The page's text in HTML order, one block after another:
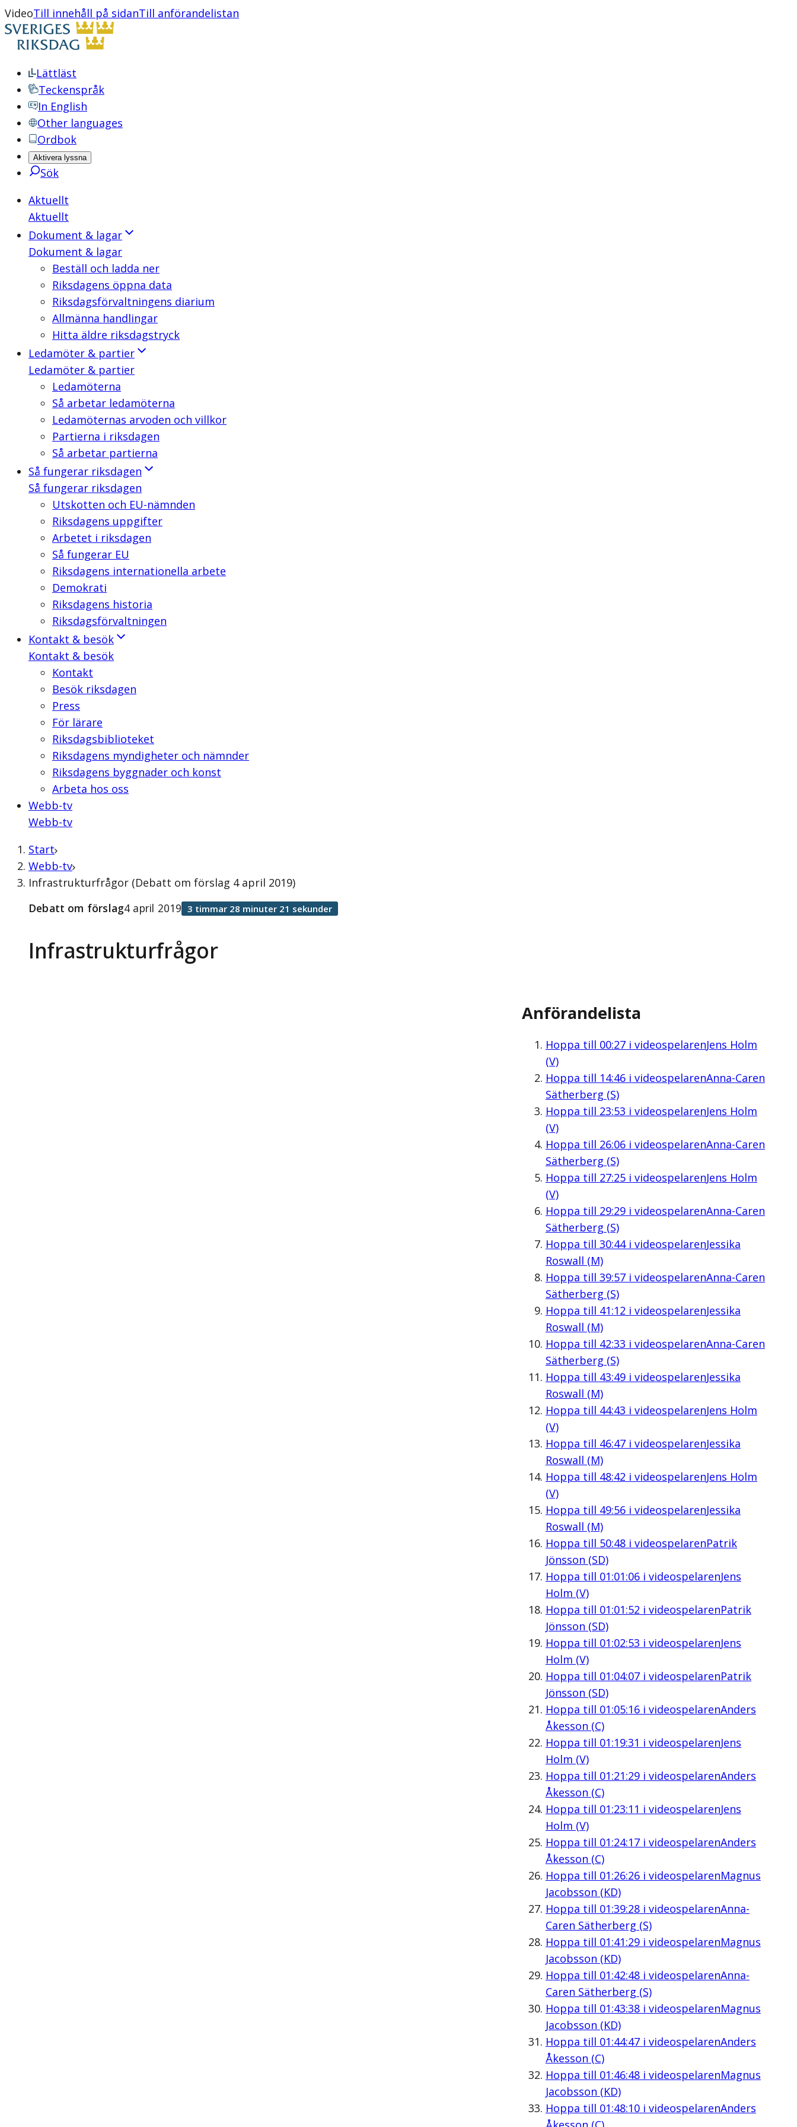
VideoTill innehåll på sidanTill anförandelistan
Lättläst
Teckenspråk
In English
Other languages
Ordbok
Aktivera lyssna
Sök
Aktuellt
Aktuellt
Dokument & lagar
Dokument & lagar
Beställ och ladda ner
Riksdagens öppna data
Riksdagsförvaltningens diarium
Allmänna handlingar
Hitta äldre riksdagstryck
Ledamöter & partier
Ledamöter & partier
Ledamöterna
Så arbetar ledamöterna
Ledamöternas arvoden och villkor
Partierna i riksdagen
Så arbetar partierna
Så fungerar riksdagen
Så fungerar riksdagen
Utskotten och EU-nämnden
Riksdagens uppgifter
Arbetet i riksdagen
Så fungerar EU
Riksdagens internationella arbete
Demokrati
Riksdagens historia
Riksdagsförvaltningen
Kontakt & besök
Kontakt & besök
Kontakt
Besök riksdagen
Press
För lärare
Riksdagsbiblioteket
Riksdagens myndigheter och nämnder
Riksdagens byggnader och konst
Arbeta hos oss
Webb-tv
Webb-tv
Start
Webb-tv
Infrastrukturfrågor (Debatt om förslag 4 april 2019)
Infrastrukturfrågor
Debatt om förslag4 april 2019 3 timmar 28 minuter 21 sekunder
Anförandelista
Hoppa till 00:27i videospelarenJens Holm
(V)
Hoppa till 14:46i videospelarenAnna-Caren
Sätherberg (S)
Hoppa till 23:53 i videospelarenJens Holm
(V)
Hoppa till 26:06i videospelarenAnna-Caren
Sätherberg (S)
Hoppa till 27:25i videospelarenJens Holm
(V)
Hoppa till 29:29i videospelarenAnna-Caren
Sätherberg (S)
Hoppa till 30:44i videospelarenJessika
Roswall (M)
Hoppa till 39:57i videospelarenAnna-Caren
Sätherberg (S)
Hoppa till 41:12 i videospelarenJessika
Roswall (M)
Hoppa till 42:33 i videospelarenAnna-Caren
Sätherberg (S)
Hoppa till 43:49i videospelarenJessika
Roswall (M)
Hoppa till 44:43 i videospelarenJens Holm
(V)
Hoppa till 46:47i videospelarenJessika
Roswall (M)
Hoppa till 48:42 i videospelarenJens Holm
(V)
Hoppa till 49:56i videospelarenJessika
Roswall (M)
Hoppa till 50:48i videospelarenPatrik
Jönsson (SD)
Hoppa till 01:01:06i videospelarenJens
Holm (V)
Hoppa till 01:01:52 i videospelarenPatrik
Jönsson (SD)
Hoppa till 01:02:53 i videospelarenJens
Holm (V)
Hoppa till 01:04:07i videospelarenPatrik
Jönsson (SD)
Hoppa till 01:05:16i videospelarenAnders
Åkesson (C)
Hoppa till 01:19:31 i videospelarenJens
Holm (V)
Hoppa till 01:21:29i videospelarenAnders
Åkesson (C)
Hoppa till 01:23:11 i videospelarenJens
Holm (V)
Hoppa till 01:24:17i videospelarenAnders
Åkesson (C)
Hoppa till 01:26:26i videospelarenMagnus
Jacobsson (KD)
Hoppa till 01:39:28i videospelarenAnna-
Caren Sätherberg (S)
Hoppa till 01:41:29i videospelarenMagnus
Jacobsson (KD)
Hoppa till 01:42:48i videospelarenAnna-
Caren Sätherberg (S)
Hoppa till 01:43:38i videospelarenMagnus
Jacobsson (KD)
Hoppa till 01:44:47i videospelarenAnders
Åkesson (C)
Hoppa till 01:46:48i videospelarenMagnus
Jacobsson (KD)
Hoppa till 01:48:10i videospelarenAnders